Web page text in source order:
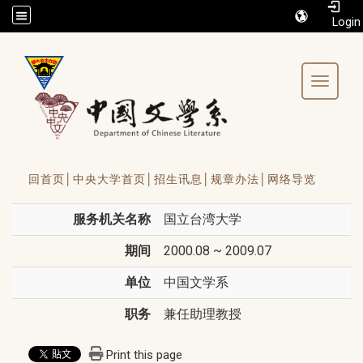
/accesskey"" title="Toolbar">:::
Toggle
回首页│ 中央大学首页│ 招生讯息│ 规章办法│ 网络导览
服务机关名称 国立台湾大学
期间 2000.08 ~ 2009.07
单位 中国文学系
职务 兼任助理教授
Print this page